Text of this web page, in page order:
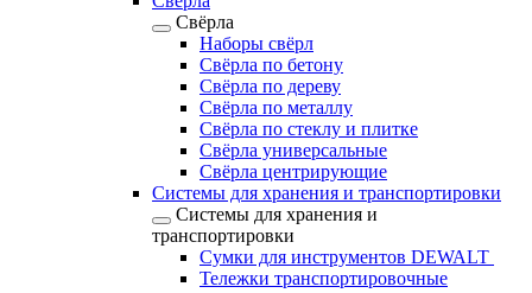
Свёрла
Наборы свёрл
Свёрла по бетону
Свёрла по дереву
Свёрла по металлу
Свёрла по стеклу и плитке
Свёрла универсальные
Свёрла центрирующие
Системы для хранения и транспортировки
Системы для хранения и
транспортировки
Сумки для инструментов DEWALT
Тележки транспортировочные